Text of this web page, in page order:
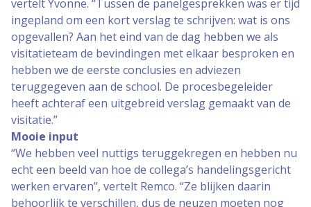
vertelt Yvonne. “Tussen de panelgesprekken was er tijd
ingepland om een kort verslag te schrijven: wat is ons
opgevallen? Aan het eind van de dag hebben we als
visitatieteam de bevindingen met elkaar besproken en
hebben we de eerste conclusies en adviezen
teruggegeven aan de school. De procesbegeleider
heeft achteraf een uitgebreid verslag gemaakt van de
visitatie.”
Mooie input
“We hebben veel nuttigs teruggekregen en hebben nu
echt een beeld van hoe de collega’s handelingsgericht
werken ervaren”, vertelt Remco. “Ze blijken daarin
behoorlijk te verschillen, dus de neuzen moeten nog